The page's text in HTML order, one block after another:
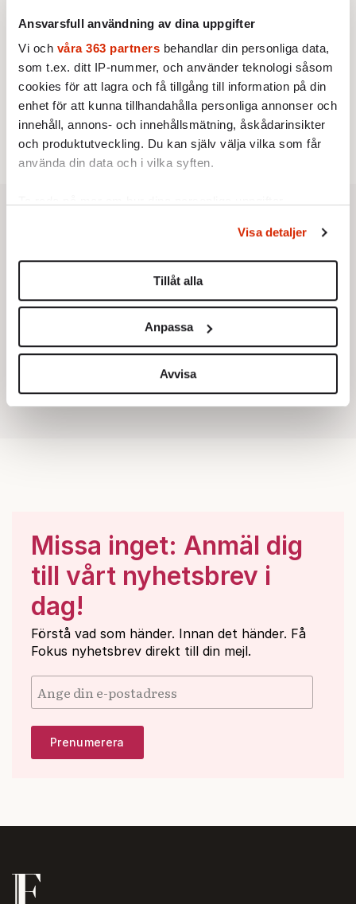
Ansvarsfull användning av dina uppgifter
Vi och våra 363 partners behandlar din personliga data,
som t.ex. ditt IP-nummer, och använder teknologi såsom
cookies för att lagra och få tillgång till information på din
enhet för att kunna tillhandahålla personliga annonser och
innehåll, annons- och innehållsmätning, åskådarinsikter
och produktutveckling. Du kan själv välja vilka som får
använda din data och i vilka syften.
Du kan ändra eller dra tillbaka ditt samtycke när som
helst från cookie-förklaringen.
Vi använder enhetsidentifierare för att anpassa innehållet
för sociala medier och analysera vår trafik. Vi
vidarebefordrar även sådana identifierare och annan
information från din enhet till de sociala medier och
annons- och analysföretag som vi samarbetar med.
Dessa kan i sin tur kombinera informationen med annan
Visa detaljer
Tillåt alla
Anpassa
Avvisa
4.Nina Lekander:På ”Kommunisthögskolan” drömde
KRÖNIKA
5.Frans Wachtmeister:Ja, AC är ett hot mot den
franska civilisationen
6.Bitte Assarmo:Sagan om den lågbegåvade
ursprungsbefolkningen i Filipstad
Missa inget: Anmäl dig
till vårt nyhetsbrev i
dag!
Förstå vad som händer. Innan det händer. Få
Fokus nyhetsbrev direkt till din mejl.